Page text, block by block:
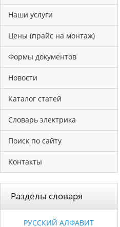
Наши услуги
Цены (прайс на монтаж)
Формы документов
Новости
Каталог статей
Словарь электрика
Поиск по сайту
Контакты
Разделы словаря
РУССКИЙ АЛФАВИТ